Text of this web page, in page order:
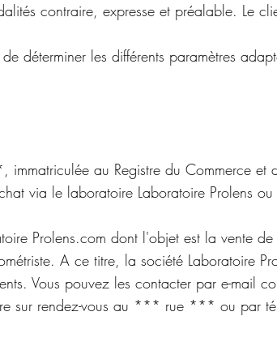
contraire, expresse et préalable. Le
déterminer les différents paramètres
au Registre du Commerce et
via le laboratoire Laboratoire Prolens ou
Prolens.com dont l'objet est la vente
A ce titre, la société Laboratoire
Vous pouvez les contacter par e-mail
sur rendez-vous au *** rue *** ou par